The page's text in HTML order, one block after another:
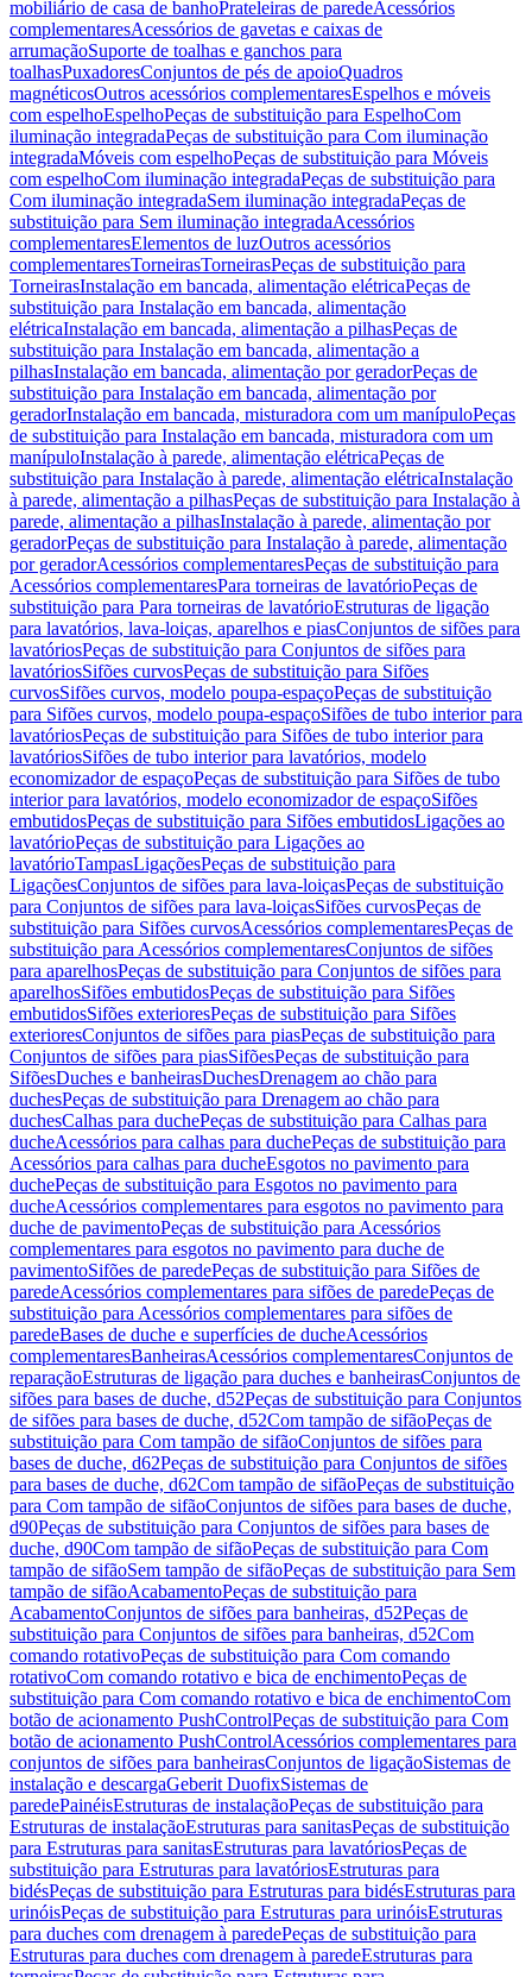
mobiliário de casa de banhoPrateleiras de paredeAcessórios
complementaresAcessórios de gavetas e caixas de
arrumaçãoSuporte de toalhas e ganchos para
toalhasPuxadoresConjuntos de pés de apoioQuadros
magnéticosOutros acessórios complementaresEspelhos e móveis
com espelhoEspelhoPeças de substituição para EspelhoCom
iluminação integradaPeças de substituição para Com iluminação
integradaMóveis com espelhoPeças de substituição para Móveis
com espelhoCom iluminação integradaPeças de substituição para
Com iluminação integradaSem iluminação integradaPeças de
substituição para Sem iluminação integradaAcessórios
complementaresElementos de luzOutros acessórios
complementaresTorneirasTorneirasPeças de substituição para
TorneirasInstalação em bancada, alimentação elétricaPeças de
substituição para Instalação em bancada, alimentação
elétricaInstalação em bancada, alimentação a pilhasPeças de
substituição para Instalação em bancada, alimentação a
pilhasInstalação em bancada, alimentação por geradorPeças de
substituição para Instalação em bancada, alimentação por
geradorInstalação em bancada, misturadora com um manípuloPeças
de substituição para Instalação em bancada, misturadora com um
manípuloInstalação à parede, alimentação elétricaPeças de
substituição para Instalação à parede, alimentação elétricaInstalação
à parede, alimentação a pilhasPeças de substituição para Instalação à
parede, alimentação a pilhasInstalação à parede, alimentação por
geradorPeças de substituição para Instalação à parede, alimentação
por geradorAcessórios complementaresPeças de substituição para
Acessórios complementaresPara torneiras de lavatórioPeças de
substituição para Para torneiras de lavatórioEstruturas de ligação
para lavatórios, lava-loiças, aparelhos e piasConjuntos de sifões para
lavatóriosPeças de substituição para Conjuntos de sifões para
lavatóriosSifões curvosPeças de substituição para Sifões
curvosSifões curvos, modelo poupa-espaçoPeças de substituição
para Sifões curvos, modelo poupa-espaçoSifões de tubo interior para
lavatóriosPeças de substituição para Sifões de tubo interior para
lavatóriosSifões de tubo interior para lavatórios, modelo
economizador de espaçoPeças de substituição para Sifões de tubo
interior para lavatórios, modelo economizador de espaçoSifões
embutidosPeças de substituição para Sifões embutidosLigações ao
lavatórioPeças de substituição para Ligações ao
lavatórioTampasLigaçõesPeças de substituição para
LigaçõesConjuntos de sifões para lava-loiçasPeças de substituição
para Conjuntos de sifões para lava-loiçasSifões curvosPeças de
substituição para Sifões curvosAcessórios complementaresPeças de
substituição para Acessórios complementaresConjuntos de sifões
para aparelhosPeças de substituição para Conjuntos de sifões para
aparelhosSifões embutidosPeças de substituição para Sifões
embutidosSifões exterioresPeças de substituição para Sifões
exterioresConjuntos de sifões para piasPeças de substituição para
Conjuntos de sifões para piasSifõesPeças de substituição para
SifõesDuches e banheirasDuchesDrenagem ao chão para
duchesPeças de substituição para Drenagem ao chão para
duchesCalhas para duchePeças de substituição para Calhas para
ducheAcessórios para calhas para duchePeças de substituição para
Acessórios para calhas para ducheEsgotos no pavimento para
duchePeças de substituição para Esgotos no pavimento para
ducheAcessórios complementares para esgotos no pavimento para
duche de pavimentoPeças de substituição para Acessórios
complementares para esgotos no pavimento para duche de
pavimentoSifões de paredePeças de substituição para Sifões de
paredeAcessórios complementares para sifões de paredePeças de
substituição para Acessórios complementares para sifões de
paredeBases de duche e superfícies de ducheAcessórios
complementaresBanheirasAcessórios complementaresConjuntos de
reparaçãoEstruturas de ligação para duches e banheirasConjuntos de
sifões para bases de duche, d52Peças de substituição para Conjuntos
de sifões para bases de duche, d52Com tampão de sifãoPeças de
substituição para Com tampão de sifãoConjuntos de sifões para
bases de duche, d62Peças de substituição para Conjuntos de sifões
para bases de duche, d62Com tampão de sifãoPeças de substituição
para Com tampão de sifãoConjuntos de sifões para bases de duche,
d90Peças de substituição para Conjuntos de sifões para bases de
duche, d90Com tampão de sifãoPeças de substituição para Com
tampão de sifãoSem tampão de sifãoPeças de substituição para Sem
tampão de sifãoAcabamentoPeças de substituição para
AcabamentoConjuntos de sifões para banheiras, d52Peças de
substituição para Conjuntos de sifões para banheiras, d52Com
comando rotativoPeças de substituição para Com comando
rotativoCom comando rotativo e bica de enchimentoPeças de
substituição para Com comando rotativo e bica de enchimentoCom
botão de acionamento PushControlPeças de substituição para Com
botão de acionamento PushControlAcessórios complementares para
conjuntos de sifões para banheirasConjuntos de ligaçãoSistemas de
instalação e descargaGeberit DuofixSistemas de
paredePainéisEstruturas de instalaçãoPeças de substituição para
Estruturas de instalaçãoEstruturas para sanitasPeças de substituição
para Estruturas para sanitasEstruturas para lavatóriosPeças de
substituição para Estruturas para lavatóriosEstruturas para
bidésPeças de substituição para Estruturas para bidésEstruturas para
urinóisPeças de substituição para Estruturas para urinóisEstruturas
para duches com drenagem à paredePeças de substituição para
Estruturas para duches com drenagem à paredeEstruturas para